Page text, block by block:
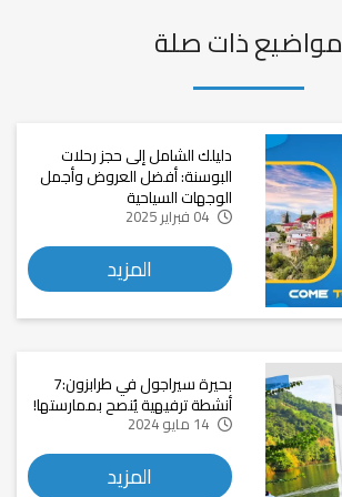
مواضيع ذات صلة
دليلك الشامل إلى حجز رحلات
البوسنة: أفضل العروض وأجمل
الوجهات السياحية
المزيد
بحيرة سيراجول في طرابزون:7
أنشطة ترفيهية يُنصح بممارستها!
المزيد